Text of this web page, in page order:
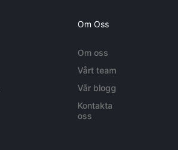
Om Oss
Om oss
Vårt team
Vår blogg
Kontakta
oss